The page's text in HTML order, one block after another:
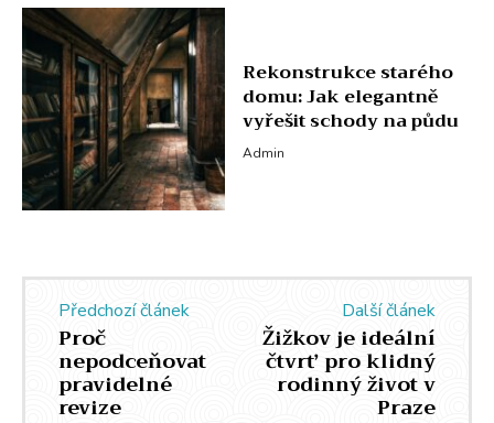
Rekonstrukce starého
domu: Jak elegantně
vyřešit schody na půdu
Admin
Předchozí článek
Proč
nepodceňovat
pravidelné
revize
Další článek
Žižkov je ideální
čtvrť pro klidný
rodinný život v
Praze